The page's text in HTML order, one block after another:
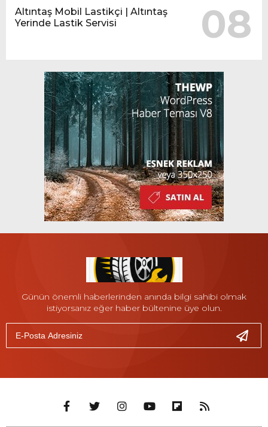
Altıntaş Mobil Lastikçi | Altıntaş
Yerinde Lastik Servisi
08
Günün önemli haberlerinden anında bilgi sahibi olmak
istiyorsanız eğer haber bültenine üye olun.